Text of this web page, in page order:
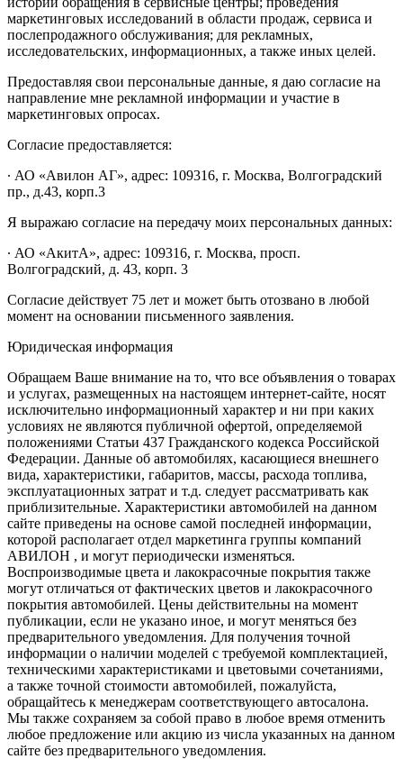
маркетинговых исследований в области продаж, сервиса и
послепродажного обслуживания; для рекламных,
исследовательских, информационных, а также иных целей.
Предоставляя свои персональные данные, я даю согласие на
направление мне рекламной информации и участие в
маркетинговых опросах.
Согласие предоставляется:
∙ АО «Авилон АГ», адрес: 109316, г. Москва, Волгоградский
пр., д.43, корп.3
Я выражаю согласие на передачу моих персональных данных:
∙ АО «АкитА», адрес: 109316, г. Москва, просп.
Волгоградский, д. 43, корп. 3
Согласие действует 75 лет и может быть отозвано в любой
момент на основании письменного заявления.
Юридическая информация
Обращаем Ваше внимание на то, что все объявления о товарах
и услугах, размещенных на настоящем интернет-сайте, носят
исключительно информационный характер и ни при каких
условиях не являются публичной офертой, определяемой
положениями Статьи 437 Гражданского кодекса Российской
Федерации. Данные об автомобилях, касающиеся внешнего
вида, характеристики, габаритов, массы, расхода топлива,
эксплуатационных затрат и т.д. следует рассматривать как
приблизительные. Характеристики автомобилей на данном
сайте приведены на основе самой последней информации,
которой располагает отдел маркетинга группы компаний
АВИЛОН , и могут периодически изменяться.
Воспроизводимые цвета и лакокрасочные покрытия также
могут отличаться от фактических цветов и лакокрасочного
покрытия автомобилей. Цены действительны на момент
публикации, если не указано иное, и могут меняться без
предварительного уведомления. Для получения точной
информации о наличии моделей с требуемой комплектацией,
техническими характеристиками и цветовыми сочетаниями,
а также точной стоимости автомобилей, пожалуйста,
обращайтесь к менеджерам соответствующего автосалона.
Мы также сохраняем за собой право в любое время отменить
любое предложение или акцию из числа указанных на данном
сайте без предварительного уведомления.